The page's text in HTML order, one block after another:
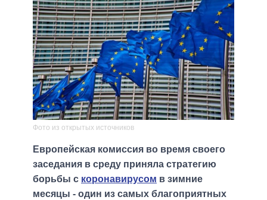
Фото из открытых источников
Европейская комиссия во время своего
заседания в среду приняла стратегию
борьбы с коронавирусом в зимние
месяцы - один из самых благоприятных